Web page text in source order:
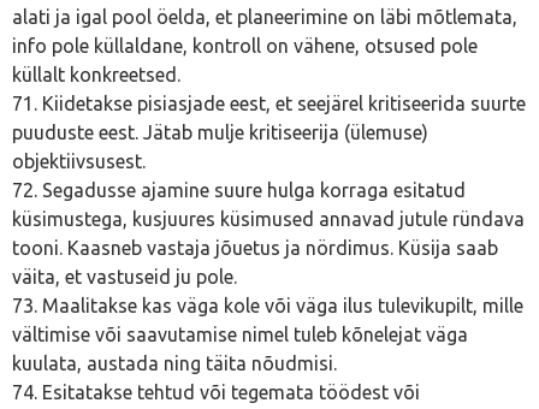
alati ja igal pool öelda, et planeerimine on läbi mõtlemata,
info pole küllaldane, kontroll on vähene, otsused pole
küllalt konkreetsed.
71. Kiidetakse pisiasjade eest, et seejärel kritiseerida suurte
puuduste eest. Jätab mulje kritiseerija (ülemuse)
objektiivsusest.
72. Segadusse ajamine suure hulga korraga esitatud
küsimustega, kusjuures küsimused annavad jutule ründava
tooni. Kaasneb vastaja jõuetus ja nördimus. Küsija saab
väita, et vastuseid ju pole.
73. Maalitakse kas väga kole või väga ilus tulevikupilt, mille
vältimise või saavutamise nimel tuleb kõnelejat väga
kuulata, austada ning täita nõudmisi.
74. Esitatakse tehtud või tegemata töödest või